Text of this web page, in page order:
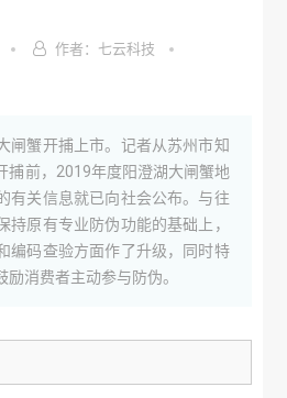
作者：七云科技
闸蟹开捕上市。记者从苏州市知
捕前，2019年度阳澄湖大闸蟹地
有关信息就已向社会公布。与往
持原有专业防伪功能的基础上，
编码查验方面作了升级，同时特
消费者主动参与防伪。